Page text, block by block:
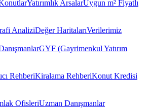
Yatırımlık ArsalarUygun m² Fiyatlı
AnaliziDeğer HaritalarıVerilerimiz
GYF (Gayrimenkul Yatırım
RehberiKiralama RehberiKonut Kredisi
OfisleriUzman Danışmanlar